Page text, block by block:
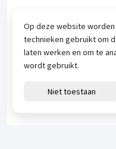
Op deze website
technieken gebruikt om
laten werken en om te
wordt gebruikt.